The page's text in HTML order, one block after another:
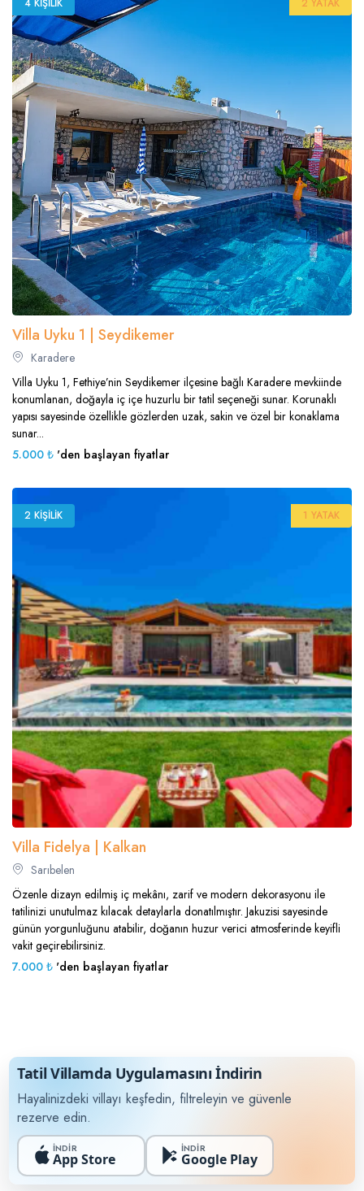
4 KIŞILIK 2 YATAK
Villa Uyku 1 | Seydikemer
Karadere
Villa Uyku 1, Fethiye’nin Seydikemer ilçesine bağlı Karadere mevkiinde
konumlanan, doğayla iç içe huzurlu bir tatil seçeneği sunar. Korunaklı
yapısı sayesinde özellikle gözlerden uzak, sakin ve özel bir konaklama
sunar...
5.000 ₺ 'den başlayan fiyatlar
2 KIŞILIK 1 YATAK
Villa Fidelya | Kalkan
Sarıbelen
Özenle dizayn edilmiş iç mekânı, zarif ve modern dekorasyonu ile
tatilinizi unutulmaz kılacak detaylarla donatılmıştır. Jakuzisi sayesinde
günün yorgunluğunu atabilir, doğanın huzur verici atmosferinde keyifli
vakit geçirebilirsiniz.
7.000 ₺ 'den başlayan fiyatlar
Tatil Villamda Uygulamasını İndirin
Hayalinizdeki villayı keşfedin, filtreleyin ve güvenle
rezerve edin.
İNDİR
App Store
İNDİR
Google Play